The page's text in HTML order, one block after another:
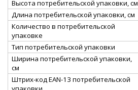
Высота потребительской упаковки, см
Длина потребительской упаковки, см
Количество в потребительской
упаковке
Тип потребительской упаковки
Ширина потребительской упаковки,
см
Штрих-код EAN-13 потребительской